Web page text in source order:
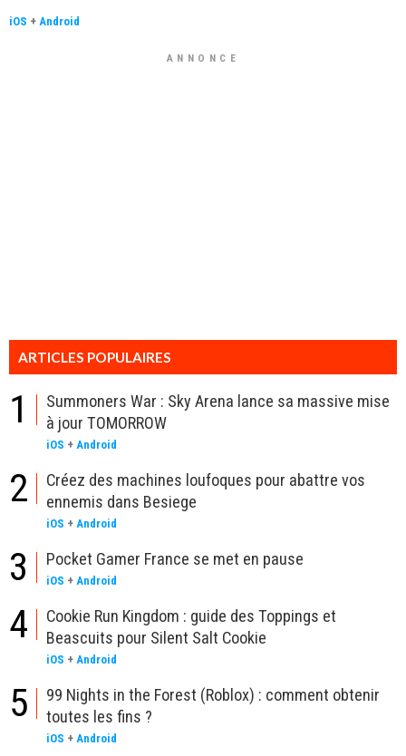
iOS + Android
ANNONCE
ARTICLES POPULAIRES
1
Summoners War : Sky Arena lance sa massive mise
à jour TOMORROW
iOS + Android
2
Créez des machines loufoques pour abattre vos
ennemis dans Besiege
iOS + Android
3 Pocket Gamer France se met en pause
iOS + Android
4
Cookie Run Kingdom : guide des Toppings et
Beascuits pour Silent Salt Cookie
iOS + Android
5
99 Nights in the Forest (Roblox) : comment obtenir
toutes les fins ?
iOS + Android